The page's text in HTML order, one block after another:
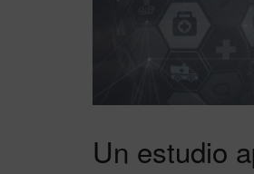
Un estudio